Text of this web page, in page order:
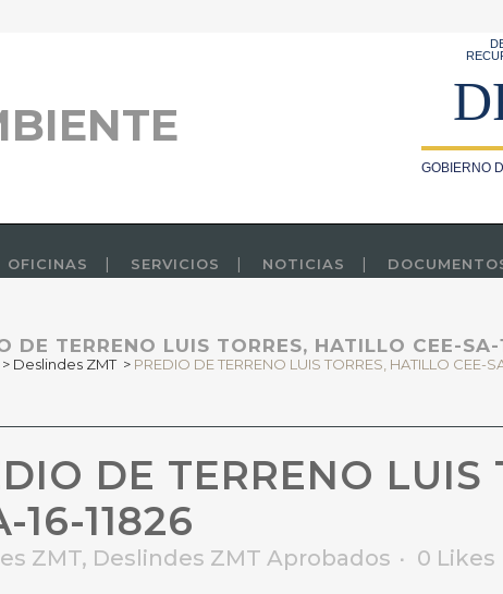
GOBIERNO
OFICINAS SERVICIOS NOTICIAS
DE TERRENO LUIS TORRES, HATILLO CEE-SA-
> Deslindes ZMT > PREDIO DE TERRENO LUIS TORRES, HATILLO CEE-
DE TERRENO LUIS
16-11826
ZMT, Deslindes ZMT Aprobados 0 Likes